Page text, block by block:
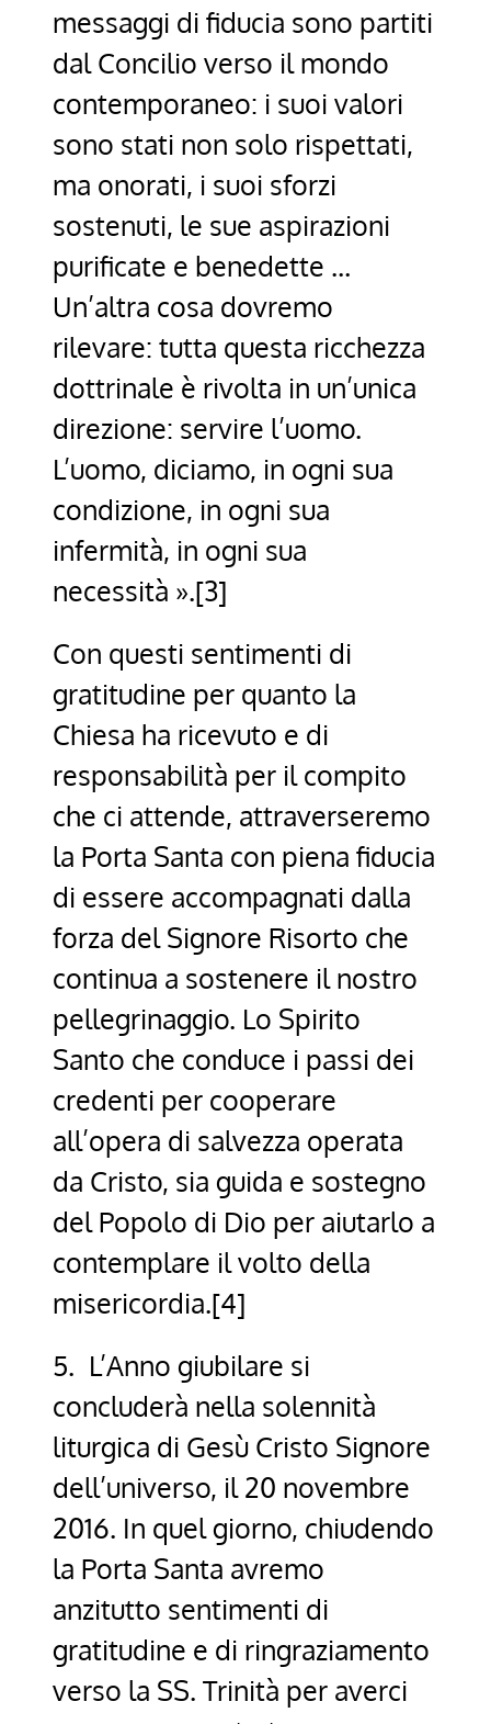
messaggi di fiducia sono partiti
dal Concilio verso il mondo
contemporaneo: i suoi valori
sono stati non solo rispettati,
ma onorati, i suoi sforzi
sostenuti, le sue aspirazioni
purificate e benedette …
Un’altra cosa dovremo
rilevare: tutta questa ricchezza
dottrinale è rivolta in un’unica
direzione: servire l’uomo.
L’uomo, diciamo, in ogni sua
condizione, in ogni sua
infermità, in ogni sua
necessità ».[3]
Con questi sentimenti di
gratitudine per quanto la
Chiesa ha ricevuto e di
responsabilità per il compito
che ci attende, attraverseremo
la Porta Santa con piena fiducia
di essere accompagnati dalla
forza del Signore Risorto che
continua a sostenere il nostro
pellegrinaggio. Lo Spirito
Santo che conduce i passi dei
credenti per cooperare
all’opera di salvezza operata
da Cristo, sia guida e sostegno
del Popolo di Dio per aiutarlo a
contemplare il volto della
misericordia.[4]
5. L’Anno giubilare si
concluderà nella solennità
liturgica di Gesù Cristo Signore
dell’universo, il 20 novembre
2016. In quel giorno, chiudendo
la Porta Santa avremo
anzitutto sentimenti di
gratitudine e di ringraziamento
verso la SS. Trinità per averci